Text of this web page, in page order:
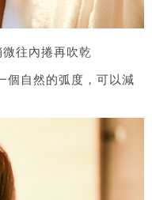
往內捲再吹乾
個自然的弧度，可以減